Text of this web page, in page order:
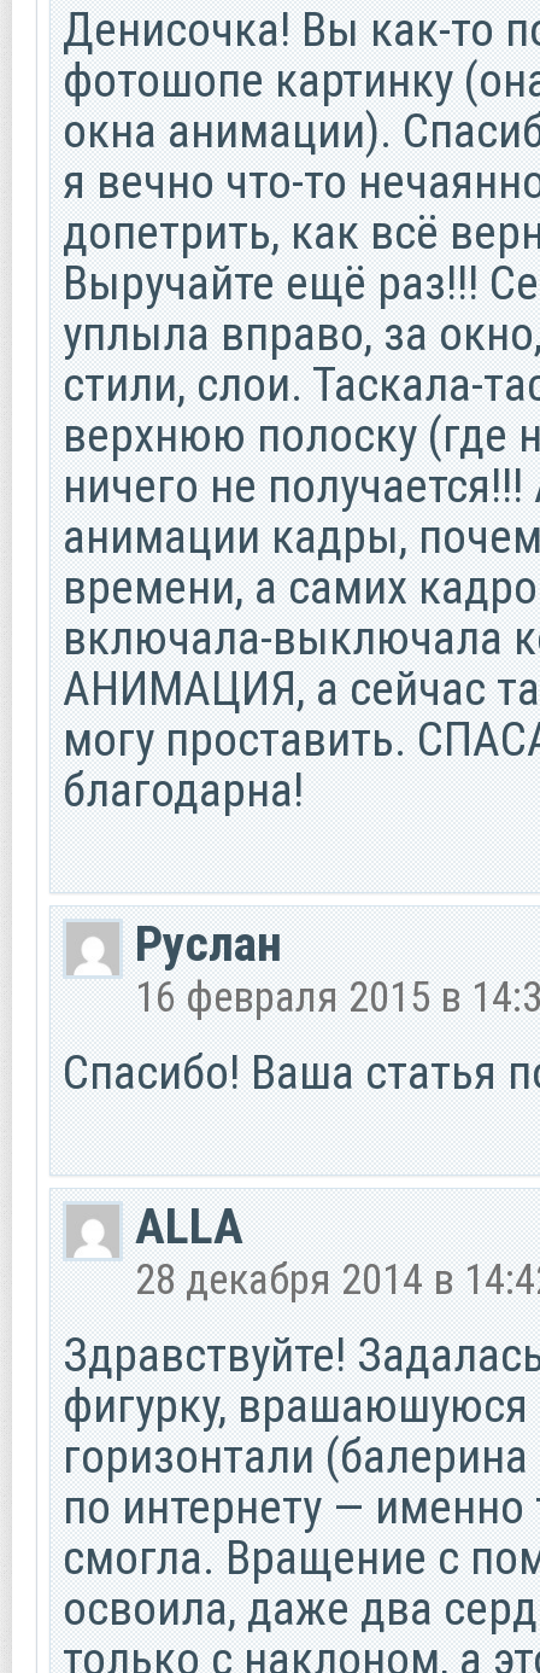
Денисочка! Вы как-то
фотошопе картинку
окна анимации).
я вечно что-то
допетрить, как всё
Выручайте ещё раз!!!
уплыла вправо, за
стили, слои. Таскала-
верхнюю полоску
ничего не
анимации кадры,
времени, а самих
включала-выключала
АНИМАЦИЯ, а сейчас
могу проставить.
благодарна!
Руслан
16 февраля 2015 в
Спасибо! Ваша статья
ALLA
28 декабря 2014 в
Здравствуйте!
фигурку, врашаюшуюся
горизонтали
по интернету —
смогла. Вращение с
освоила, даже два
только с наклоном, а